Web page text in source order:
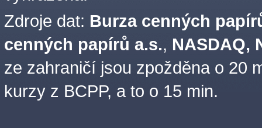
Zdroje dat: Burza cenných
cenných papírů a.s., NASDAQ,
ze zahraničí jsou zpožděna o 20
kurzy z BCPP, a to o 15 min.